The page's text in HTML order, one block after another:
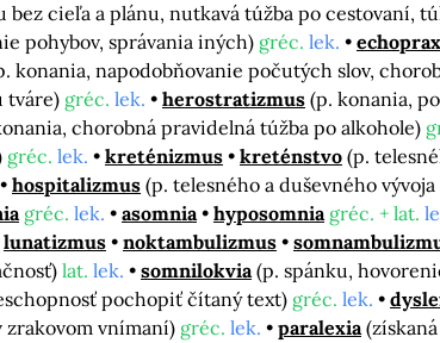
bez cieľa a plánu, nutkavá túžba po cestovaní,
pohybov, správania iných) gréc. lek.
konania, napodobňovanie počutých slov,
tváre) gréc. lek. herostratizmus (p. konania,
chorobná pravidelná túžba po alkohole)
gréc. lek. kreténizmus kreténstvo (p.
hospitalizmus (p. telesného a duševného
gréc. lek. asomnia hyposomnia gréc. + lat.
lunatizmus noktambulizmus
lat. lek. somnilokvia (p. spánku,
pochopiť čítaný text) gréc. lek.
zrakovom vnímaní) gréc. lek. paralexia